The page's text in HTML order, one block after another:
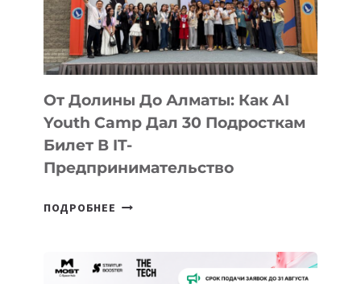
От Долины До Алматы: Как AI
Youth Camp Дал 30 Подросткам
Билет В IT-
Предпринимательство
ПОДРОБНЕЕ ОТ
АЛМАТЫ: